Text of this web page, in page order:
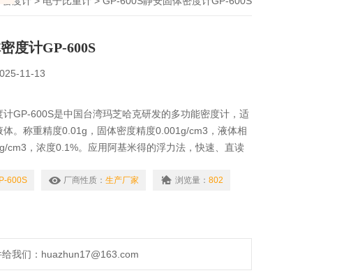
度计GP-600S
11-13
计GP-600S是中国台湾玛芝哈克研发的多功能密度计，适
体。称重精度0.01g，固体密度精度0.001g/cm3，液体相
cm3，浓度0.1%。应用阿基米得的浮力法，快速、直读
密度、浓度。
600S 厂商性质： 生产厂家 浏览量： 802
给我们：huazhun17@163.com